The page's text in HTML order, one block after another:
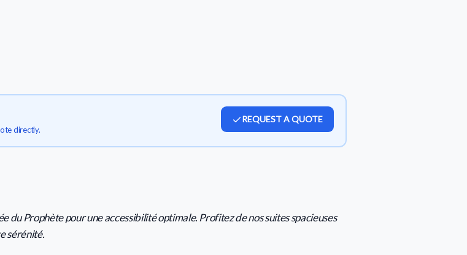
directly.
REQUEST A QUOTE
Prophète pour une accessibilité optimale. Profitez de nos suites spacieuses
sérénité.